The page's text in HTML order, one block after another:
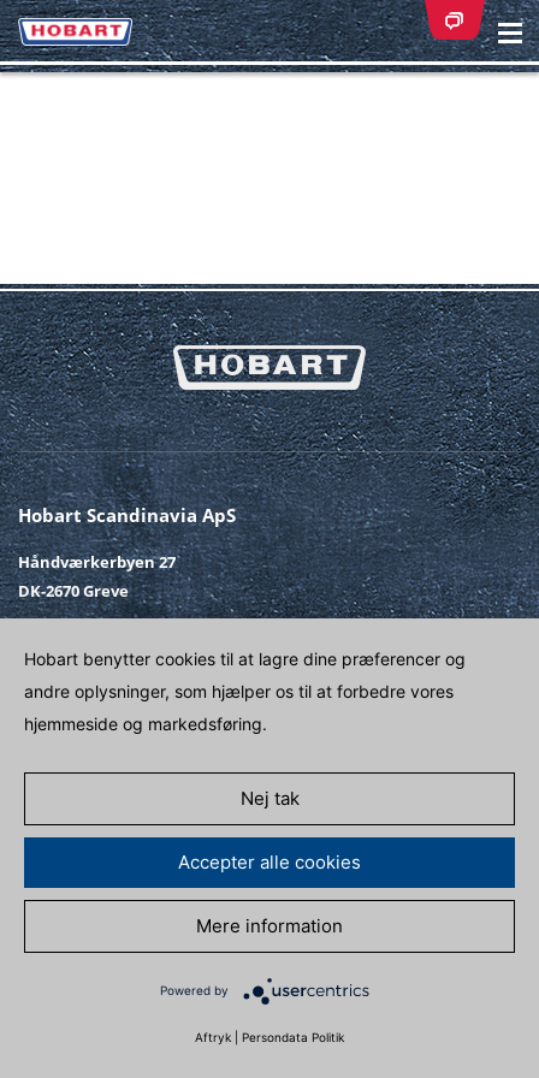
Hobart Scandinavia ApS
Håndværkerbyen 27
DK-2670 Greve
Fax
+45 43 90 50 02
E-post
SALG@HOBART.DK
Venligst kontakt
PERSONDATA POLITIK IMPRINT
SALGS OG LEVERINGSBETINGELSER TILPAS COOKIES
Hobart benytter cookies til at lagre dine præferencer og
andre oplysninger, som hjælper os til at forbedre vores
hjemmeside og markedsføring.
Nej tak
Accepter alle cookies
Mere information
Powered by
Aftryk Persondata Politik